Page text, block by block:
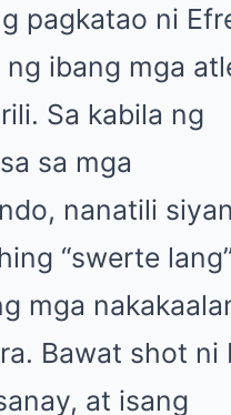
pagkatao ni
ibang mga
Sa kabila ng
sa mga
nanatili
“swerte
mga
Bawat shot ni
at isang